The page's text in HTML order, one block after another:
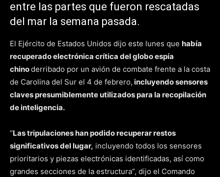
entre las partes que fueron rescatadas
del mar la semana pasada.
El Ejército de Estados Unidos dijo este lunes que había
recuperado electrónica crítica del globo espía
chinoderribado por un avión de combate frente a la costa
de Carolina del Sur el 4 de febrero, incluyendo sensores
claves presumiblemente utilizados para la recopilación
de inteligencia.
“Las tripulaciones han podido recuperar restos
significativos del lugar, incluyendo todos los sensores
prioritarios y piezas electrónicas identificadas, así como
grandes secciones de la estructura”, dijo el Comando